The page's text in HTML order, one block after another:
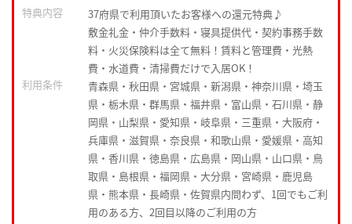
特典内容
37府県で利用頂いたお客様への還元特典♪
敷金礼金・仲介手数料・寝具提供代・契約事務手数
料・火災保険料は全て無料！賃料と管理費・光熱
費・水道費・清掃費だけで入居OK！
利用条件
青森県・秋田県・宮城県・新潟県・神奈川県・埼玉
県・栃木県・群馬県・福井県・富山県・石川県・静
岡県・山梨県・愛知県・岐阜県・三重県・大阪府・
兵庫県・滋賀県・奈良県・和歌山県・愛媛県・高知
県・香川県・徳島県・広島県・岡山県・山口県・鳥
取県・島根県・福岡県・大分県・宮崎県・鹿児島
県・熊本県・長崎県・佐賀県内問わず、1回でもご利
用のある方、2回目以降のご利用の方